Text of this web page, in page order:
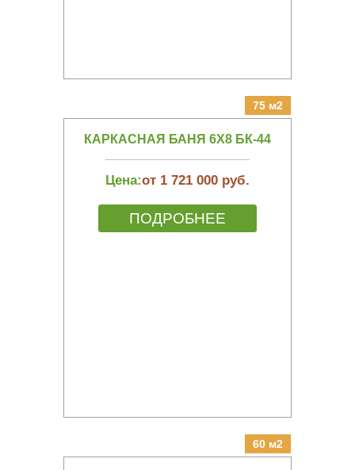
75 м2
КАРКАСНАЯ БАНЯ 6Х8 БК-44
Цена:от 1 721 000 руб.
ПОДРОБНЕЕ
60 м2